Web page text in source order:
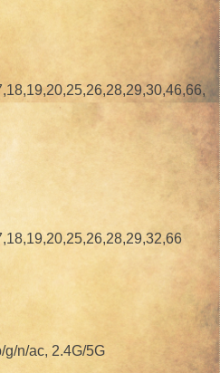
g/n/ac, 2.4G/5G